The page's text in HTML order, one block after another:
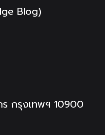
Blog)
กรุงเทพฯ 10900